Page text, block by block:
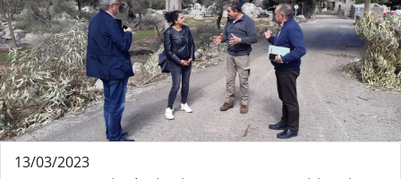
13/03/2023